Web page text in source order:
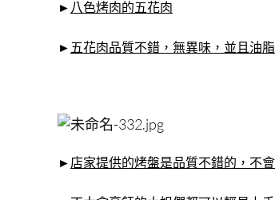
► 八色烤肉的五花肉
► 五花肉品質不錯，無異味，並且油
► 店家提供的烤盤是品質不錯的，不